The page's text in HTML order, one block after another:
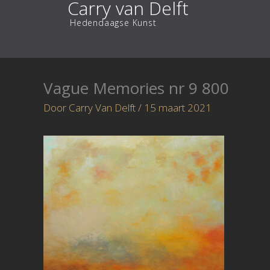
inhoud
Carry van Delft
Hedendaagse Kunst
Vague Memories nr 9 800
Door Carry Van Delft/ 15 maart 2021